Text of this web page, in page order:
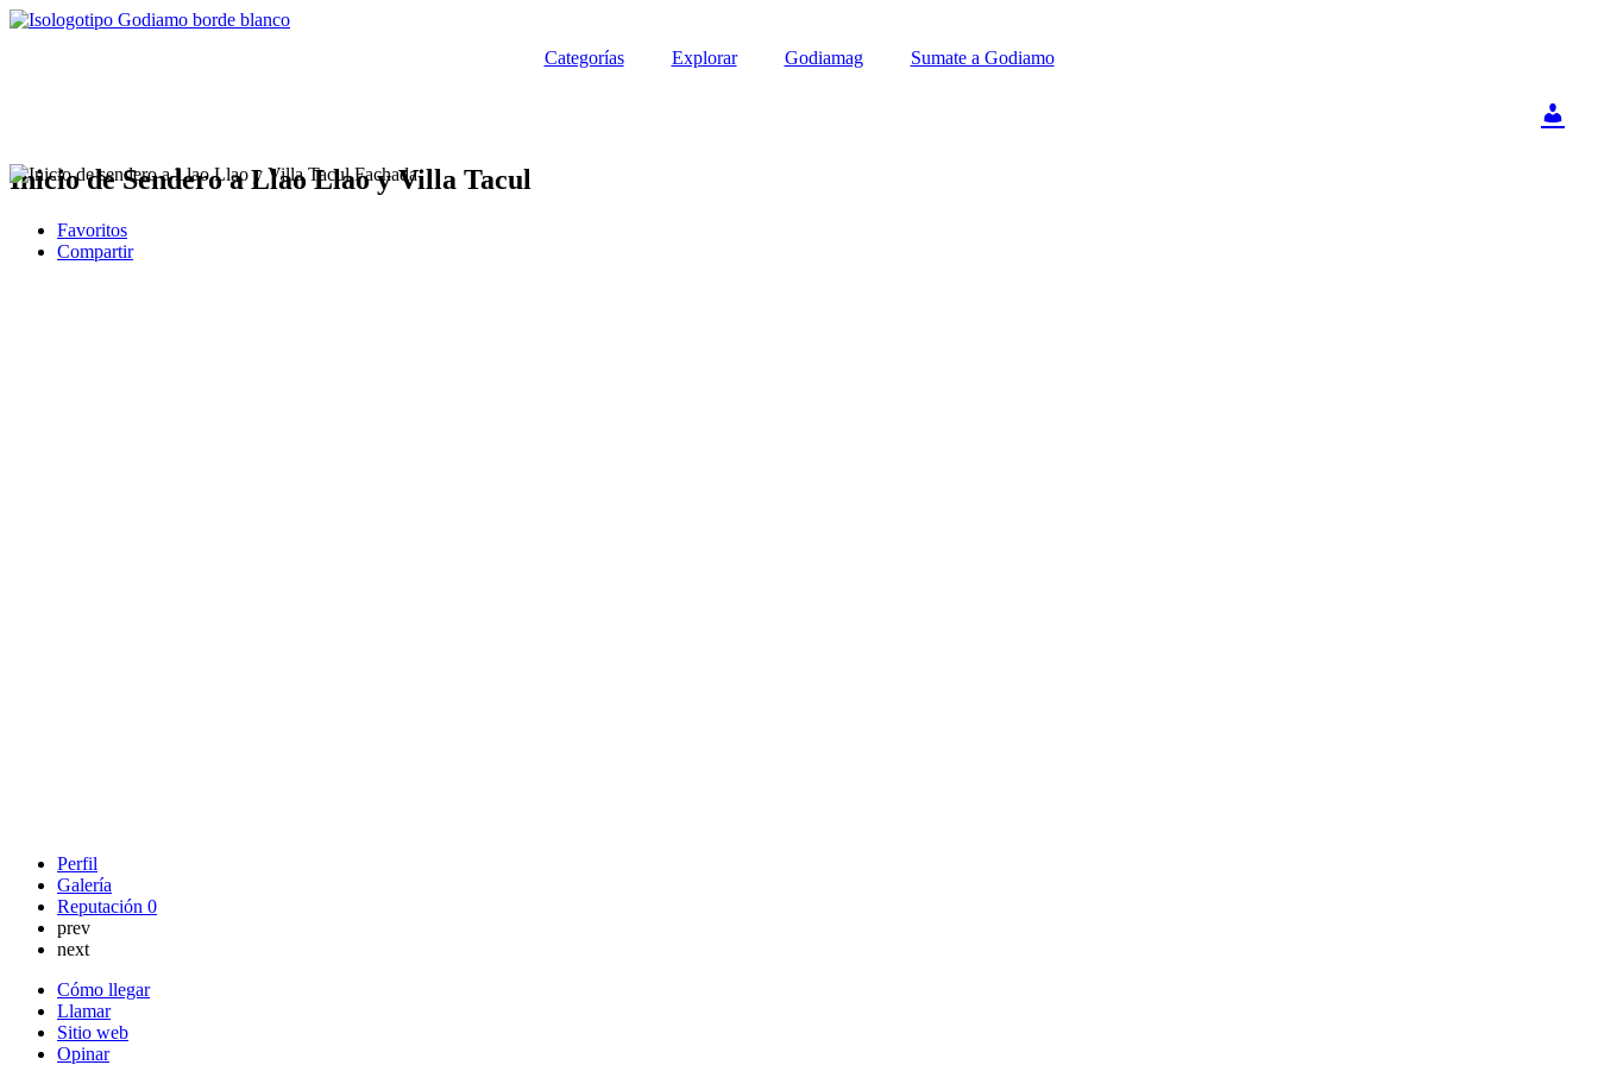
Categorías Explorar Godiamag Sumate a Godiamo
Inicio de Sendero a Llao Llao y Villa Tacul
Favoritos
Compartir
Perfil
Galería
Reputación 0
prev
next
Cómo llegar
Llamar
Sitio web
Opinar